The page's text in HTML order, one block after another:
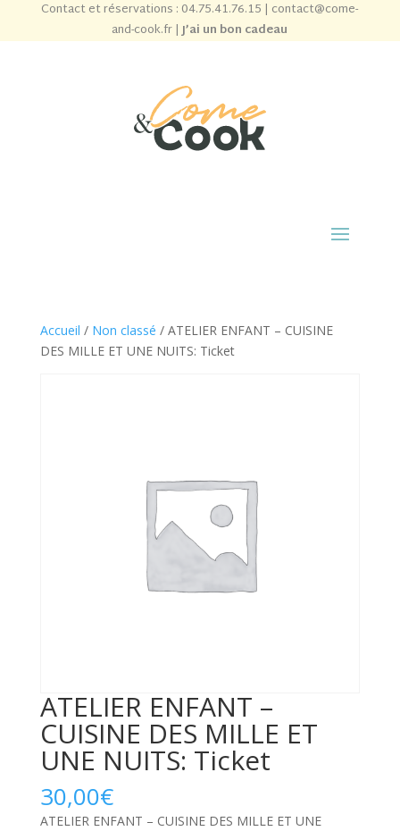
Contact et réservations : 04.75.41.76.15 | contact@come-
and-cook.fr|J’ai un bon cadeau
Accueil / Non classé / ATELIER ENFANT – CUISINE
DES MILLE ET UNE NUITS: Ticket
ATELIER ENFANT –
CUISINE DES MILLE ET
UNE NUITS: Ticket
30,00€
ATELIER ENFANT – CUISINE DES MILLE ET UNE